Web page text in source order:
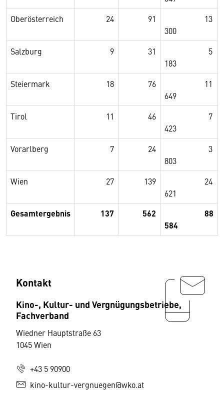
Oberösterreich
24 91
13
300
Salzburg
9 31
5
183
Steiermark
18 76
11
649
Tirol
11 46
7
423
Vorarlberg
7 24
3
803
Wien
27 139
24
621
Gesamtergebnis 137 562
88
584
Kontakt
Kino-, Kultur- und Vergnügungsbetriebe,
Fachverband
Wiedner Hauptstraße 63
1045 Wien
+43 5 90900
kino-kultur-vergnuegen@wko.at